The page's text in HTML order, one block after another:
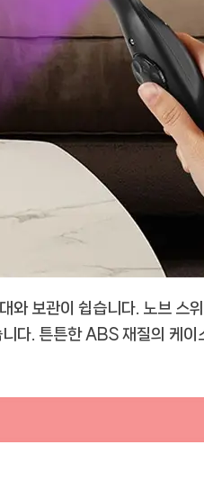
와 보관이 쉽습니다. 노브 스
다. 튼튼한 ABS 재질의 케이